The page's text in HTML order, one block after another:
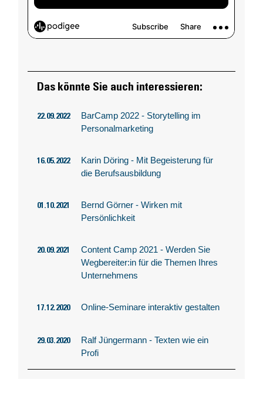
Das könnte Sie auch interessieren:
22.09.2022
BarCamp 2022 - Storytelling im
Personalmarketing
16.05.2022
Karin Döring - Mit Begeisterung für
die Berufsausbildung
01.10.2021
Bernd Görner - Wirken mit
Persönlichkeit
20.09.2021
Content Camp 2021 - Werden Sie
Wegbereiter:in für die Themen Ihres
Unternehmens
17.12.2020 Online-Seminare interaktiv gestalten
29.03.2020
Ralf Jüngermann - Texten wie ein
Profi